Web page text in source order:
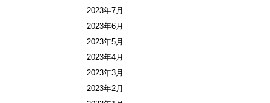
2023年7月
2023年6月
2023年5月
2023年4月
2023年3月
2023年2月